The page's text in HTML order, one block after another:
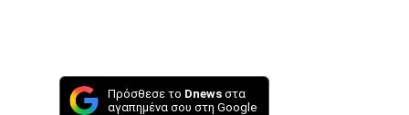
Πρόσθεσε το Dnews στα
αγαπημένα σου στη Google